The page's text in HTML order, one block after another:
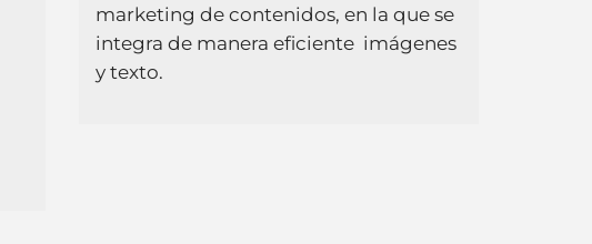
marketing de contenidos, en la que se
integra de manera eficiente imágenes
y texto.